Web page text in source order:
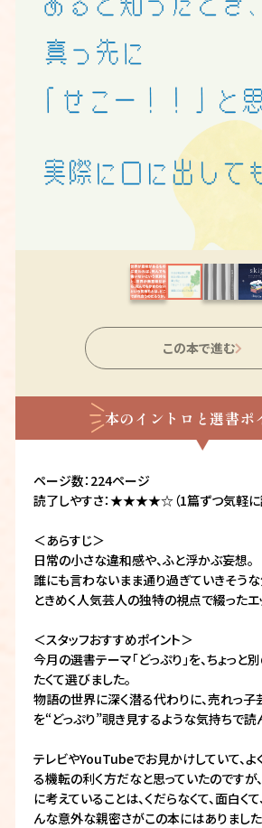
この本で進む
本のイントロと選書ポ
ページ数：224ページ
読了しやすさ：★★★★☆（1篇ずつ気軽に
＜あらすじ＞
日常の小さな違和感や、ふと浮かぶ妄想。
誰にも言わないまま通り過ぎていきそう
ときめく人気芸人の独特の視点で綴ったエ
＜スタッフおすすめポイント＞
今月の選書テーマ「どっぷり」を、ちょっ
たくて選びました。
物語の世界に深く潜る代わりに、売れっ
を“どっぷり”覗き見するような気持ちで読
テレビやYouTubeでお見かけしていて、よ
る機転の利く方だなと思っていたのですが
に考えていることは、くだらなくて、面白くて
んな意外な親密さがこの本にはありました